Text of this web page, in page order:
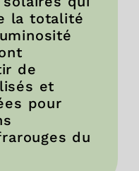
la totalité
de
et
pour
du